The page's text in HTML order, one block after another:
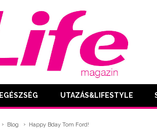
EGÉSZSÉG UTAZÁS&LIFESTYLE
Blog Happy Bday Tom Ford!